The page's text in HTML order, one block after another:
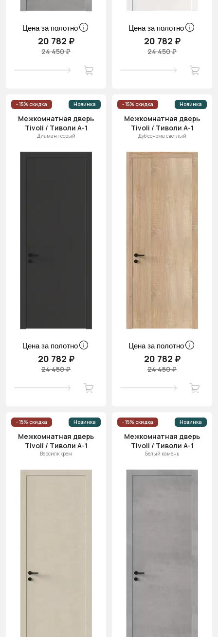
Цена за полотно
20 782 ₽
24 450 ₽
Цена за полотно
20 782 ₽
24 450 ₽
- 15% скидка Новинка
Межкомнатная дверь
Tivoli / Тиволи А-1
Диамант серый
Цена за полотно
20 782 ₽
24 450 ₽
- 15% скидка Новинка
Межкомнатная дверь
Tivoli / Тиволи А-1
Дуб сонома светлый
Цена за полотно
20 782 ₽
24 450 ₽
- 15% скидка Новинка
Межкомнатная дверь
Tivoli / Тиволи А-1
Версилк крем
- 15% скидка Новинка
Межкомнатная дверь
Tivoli / Тиволи А-1
Белый камень